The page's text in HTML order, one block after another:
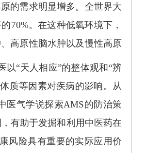
的需求明显增多。全世界大
70%。在这种低氧环境下，
高原性脑水肿以及慢性高原
以“天人相应”的整体观和“辨
质等因素对疾病的影响。从
医气学说探索AMS的防治策
有助于发掘和利用中医药在
风险具有重要的实际应用价